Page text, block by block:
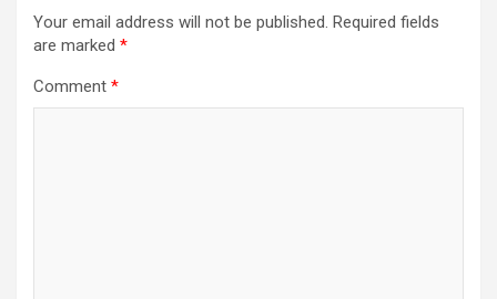
Your email address will not be published. Required fields
are marked *
Comment *